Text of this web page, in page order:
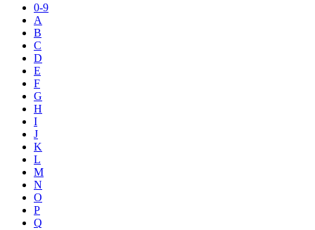
0-9
A
B
C
D
E
F
G
H
I
J
K
L
M
N
O
P
Q